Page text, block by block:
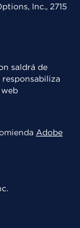
Inc., 2715
saldrá de
responsabiliza
Adobe